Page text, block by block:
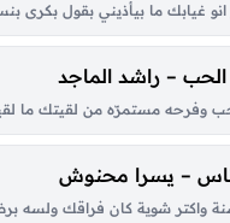
غيابك ما بيأذيني بقول بكرى
– راشد الماجد
وفرحه مستمرّه من لقيتك ما
ناس – يسرا محنوش
واكتر شوية كان فراقك ولسه